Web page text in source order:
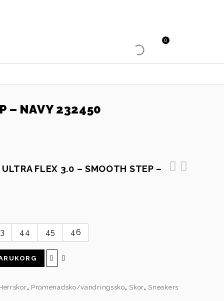
0
– NAVY 232450
FLEX 3.0 – SMOOTH STEP –
44 45 46
, Promenadsko/vandringssko, Skor, Sneakers